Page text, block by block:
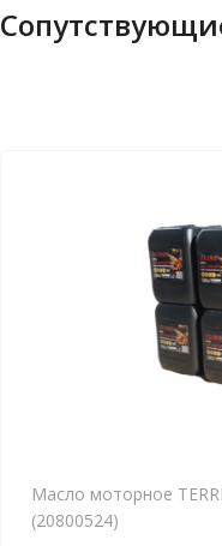
Масло моторное
(20800524)